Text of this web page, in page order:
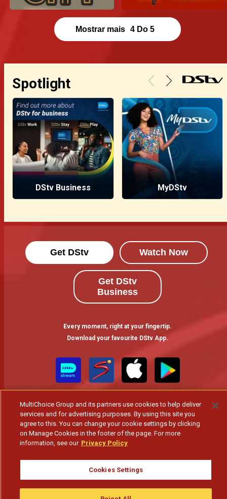
Mostrar mais 4 Do 5
Spotlight
DStv Business MyDStv
Get DStv Watch Now
Get DStv
Business
Every moment, right at your fingertip.
Download your favourite DStv App.
MultiChoice Website Terms of Use
Gerir Cookies
MultiChoice Group and its partners use cookies to help deliver
services and for advertising purposes. By using this site you
agree to this. You can change your cookie settings by clicking
on Manage Cookies in the footer of the page. For more
information, see our Privacy Policy
Cookies Settings